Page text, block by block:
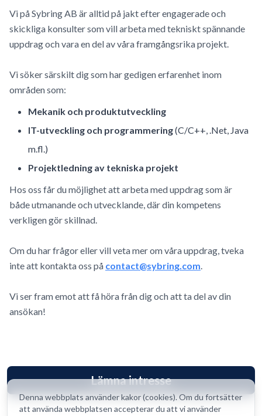
Vi på Sybring AB är alltid på jakt efter engagerade och
skickliga konsulter som vill arbeta med tekniskt spännande
uppdrag och vara en del av våra framgångsrika projekt.
Vi söker särskilt dig som har gedigen erfarenhet inom
områden som:
Mekanik och produktutveckling
IT-utveckling och programmering(C/C++, .Net, Java
m.fl.)
Projektledning av tekniska projekt
Hos oss får du möjlighet att arbeta med uppdrag som är
både utmanande och utvecklande, där din kompetens
verkligen gör skillnad.
Om du har frågor eller vill veta mer om våra uppdrag, tveka
inte att kontakta oss på contact@sybring.com.
Vi ser fram emot att få höra från dig och att ta del av din
ansökan!
Lämna intresse
Denna webbplats använder kakor (cookies). Om du fortsätter
att använda webbplatsen accepterar du att vi använder